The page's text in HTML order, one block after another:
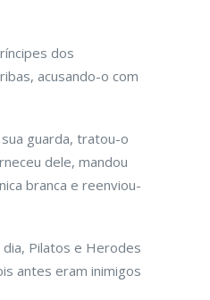
dos
acusando-o com
guarda, tratou-o
dele, mandou
branca e reenviou-
Pilatos e Herodes
antes eram inimigos